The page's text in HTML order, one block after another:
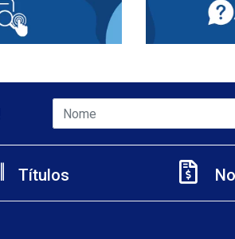
Títulos